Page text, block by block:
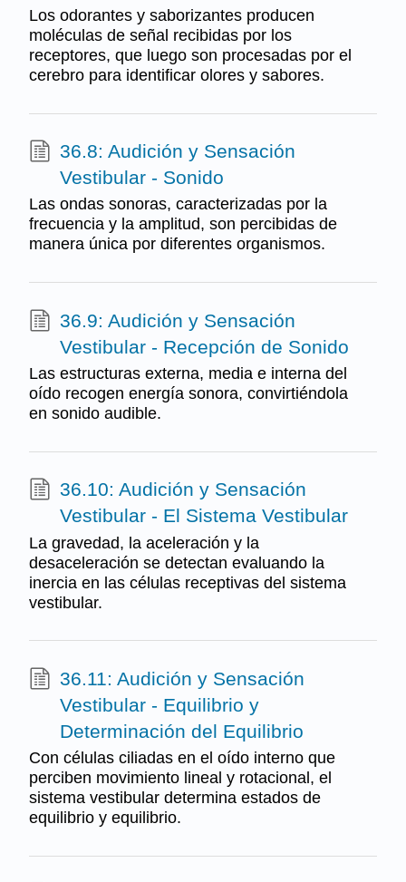
Los odorantes y saborizantes producen
moléculas de señal recibidas por los
receptores, que luego son procesadas por el
cerebro para identificar olores y sabores.
36.8: Audición y Sensación
Vestibular - Sonido
Las ondas sonoras, caracterizadas por la
frecuencia y la amplitud, son percibidas de
manera única por diferentes organismos.
36.9: Audición y Sensación
Vestibular - Recepción de Sonido
Las estructuras externa, media e interna del
oído recogen energía sonora, convirtiéndola
en sonido audible.
36.10: Audición y Sensación
Vestibular - El Sistema Vestibular
La gravedad, la aceleración y la
desaceleración se detectan evaluando la
inercia en las células receptivas del sistema
vestibular.
36.11: Audición y Sensación
Vestibular - Equilibrio y
Determinación del Equilibrio
Con células ciliadas en el oído interno que
perciben movimiento lineal y rotacional, el
sistema vestibular determina estados de
equilibrio y equilibrio.